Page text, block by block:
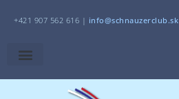
+421 907 562 616 | info@schnauzerclub.sk